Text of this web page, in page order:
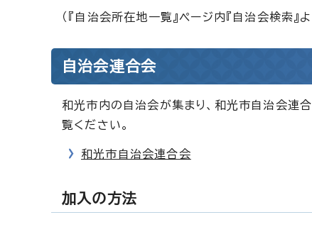
（『自治会所在地一覧』ページ内『自治会検索』
自治会連合会
和光市内の自治会が集まり、和光市自治会連
覧ください。
和光市自治会連合会
加入の方法